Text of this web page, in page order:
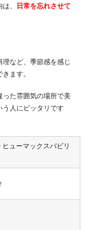
、
日常を忘れさせて
など、季節感を感じ
ます。
った雰囲気の場所で美
う人にピッタリです
ューマックスパビリ